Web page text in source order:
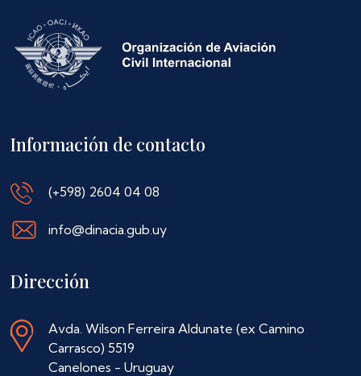
Información de contacto
(+598) 2604 04 08
info@dinacia.gub.uy
Dirección
Avda. Wilson Ferreira Aldunate (ex Camino
Carrasco) 5519
Canelones - Uruguay